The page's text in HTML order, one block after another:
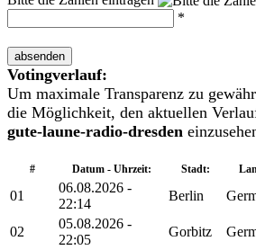
*
absenden
Votingverlauf:
Um maximale Transparenz zu
die Möglichkeit, den aktuellen
gute-laune-radio-dresden
# Datum - Uhrzeit: Stadt:
01
06.08.2026 -
22:14
Berlin
02
05.08.2026 -
22:05
Gorbitz